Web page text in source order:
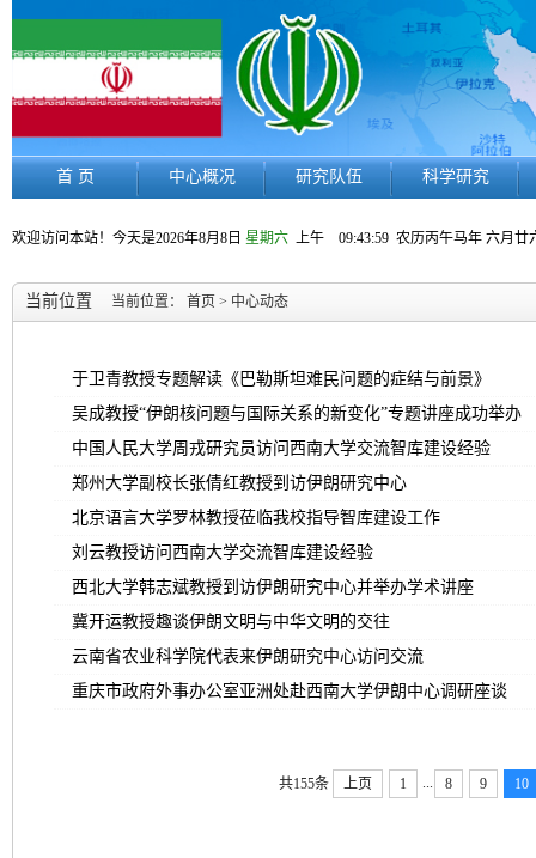
首 页 中心概况 研究队伍 科学研究
欢迎访问本站！今天是2026年8月8日 星期六 上午 09:44:00 农历丙午马年 六月廿
当前位置 当前位置： 首页 > 中心动态
于卫青教授专题解读《巴勒斯坦难⺠问题的症结与前景》
吴成教授“伊朗核问题与国际关系的新变化”专题讲座成功举办
中国人民大学周戎研究员访问西南大学交流智库建设经验
郑州大学副校长张倩红教授到访伊朗研究中心
北京语言大学罗林教授莅临我校指导智库建设工作
刘云教授访问西南大学交流智库建设经验
西北大学韩志斌教授到访伊朗研究中心并举办学术讲座
冀开运教授趣谈伊朗文明与中华文明的交往
云南省农业科学院代表来伊朗研究中心访问交流
重庆市政府外事办公室亚洲处赴西南大学伊朗中心调研座谈
共155条 上页 1 ... 8 9 10